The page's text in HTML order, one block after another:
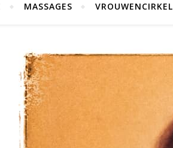
MASSAGES VROUWENCIRKEL